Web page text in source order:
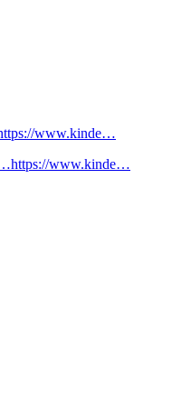
www.kinde…
www.kinde…